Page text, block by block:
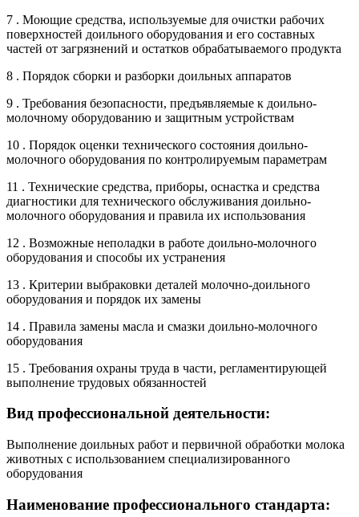
7 . Моющие средства, используемые для очистки рабочих
поверхностей доильного оборудования и его составных
частей от загрязнений и остатков обрабатываемого продукта
8 . Порядок сборки и разборки доильных аппаратов
9 . Требования безопасности, предъявляемые к доильно-
молочному оборудованию и защитным устройствам
10 . Порядок оценки технического состояния доильно-
молочного оборудования по контролируемым параметрам
11 . Технические средства, приборы, оснастка и средства
диагностики для технического обслуживания доильно-
молочного оборудования и правила их использования
12 . Возможные неполадки в работе доильно-молочного
оборудования и способы их устранения
13 . Критерии выбраковки деталей молочно-доильного
оборудования и порядок их замены
14 . Правила замены масла и смазки доильно-молочного
оборудования
15 . Требования охраны труда в части, регламентирующей
выполнение трудовых обязанностей
Вид профессиональной деятельности:
Выполнение доильных работ и первичной обработки молока
животных с использованием специализированного
оборудования
Наименование профессионального стандарта: